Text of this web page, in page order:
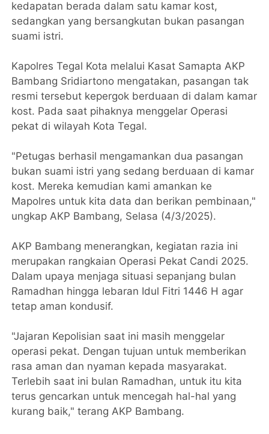
kedapatan berada dalam satu kamar kost,
sedangkan yang bersangkutan bukan pasangan
suami istri.
Kapolres Tegal Kota melalui Kasat Samapta AKP
Bambang Sridiartono mengatakan, pasangan tak
resmi tersebut kepergok berduaan di dalam kamar
kost. Pada saat pihaknya menggelar Operasi
pekat di wilayah Kota Tegal.
"Petugas berhasil mengamankan dua pasangan
bukan suami istri yang sedang berduaan di kamar
kost. Mereka kemudian kami amankan ke
Mapolres untuk kita data dan berikan pembinaan,"
ungkap AKP Bambang, Selasa (4/3/2025).
AKP Bambang menerangkan, kegiatan razia ini
merupakan rangkaian Operasi Pekat Candi 2025.
Dalam upaya menjaga situasi sepanjang bulan
Ramadhan hingga lebaran Idul Fitri 1446 H agar
tetap aman kondusif.
"Jajaran Kepolisian saat ini masih menggelar
operasi pekat. Dengan tujuan untuk memberikan
rasa aman dan nyaman kepada masyarakat.
Terlebih saat ini bulan Ramadhan, untuk itu kita
terus gencarkan untuk mencegah hal-hal yang
kurang baik," terang AKP Bambang.